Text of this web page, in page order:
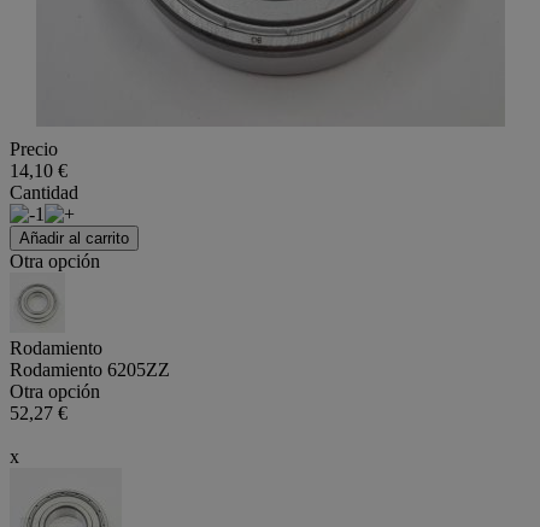
Precio
14,10 €
Cantidad
1
Añadir al carrito
Otra opción
Rodamiento
Rodamiento 6205ZZ
Otra opción
52,27 €
x